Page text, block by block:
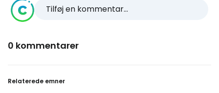
Tilføj en kommentar...
0 kommentarer
Relaterede emner